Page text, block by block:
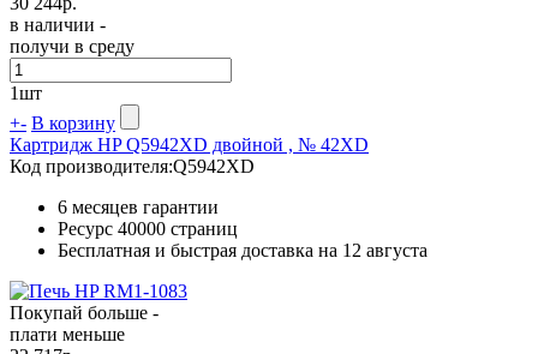
в наличии -
получи в среду
1шт
+- В корзину
Картридж HP Q5942XD двойной , № 42XD
Код производителя:Q5942XD
6 месяцев гарантии
Ресурс 40000 страниц
Бесплатная и быстрая доставка на 12 августа
Покупай больше -
плати меньше